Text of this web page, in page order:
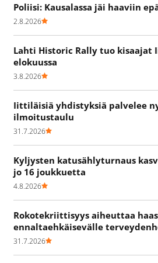
Poliisi: Kausalassa jäi haaviin
2.8.2026
Lahti Historic Rally tuo kisaajat
elokuussa
3.8.2026
Iittiläisiä yhdistyksiä palvelee
ilmoitustaulu
31.7.2026
Kyljysten katusählyturnaus
jo 16 joukkuetta
4.8.2026
Rokotekriittisyys aiheuttaa
ennaltaehkäisevälle
31.7.2026